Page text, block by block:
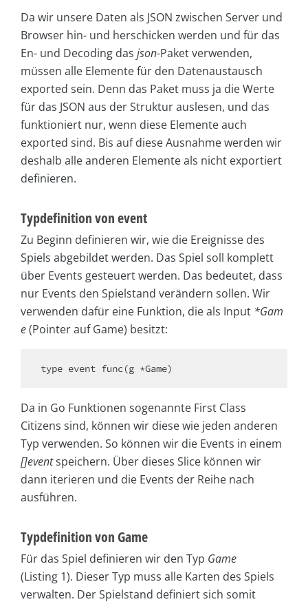
Da wir unsere Daten als JSON zwischen Server und
Browser hin- und herschicken werden und für das
En- und Decoding das json-Paket verwenden,
müssen alle Elemente für den Datenaustausch
exported sein. Denn das Paket muss ja die Werte
für das JSON aus der Struktur auslesen, und das
funktioniert nur, wenn diese Elemente auch
exported sind. Bis auf diese Ausnahme werden wir
deshalb alle anderen Elemente als nicht exportiert
definieren.
Typdefinition von event
Zu Beginn definieren wir, wie die Ereignisse des
Spiels abgebildet werden. Das Spiel soll komplett
über Events gesteuert werden. Das bedeutet, dass
nur Events den Spielstand verändern sollen. Wir
verwenden dafür eine Funktion, die als Input *Gam
e(Pointer auf Game) besitzt:
type event func(g *Game)
Da in Go Funktionen sogenannte First Class
Citizens sind, können wir diese wie jeden anderen
Typ verwenden. So können wir die Events in einem
[]eventspeichern. Über dieses Slice können wir
dann iterieren und die Events der Reihe nach
ausführen.
Typdefinition von Game
Für das Spiel definieren wir den Typ Game
(Listing 1). Dieser Typ muss alle Karten des Spiels
verwalten. Der Spielstand definiert sich somit